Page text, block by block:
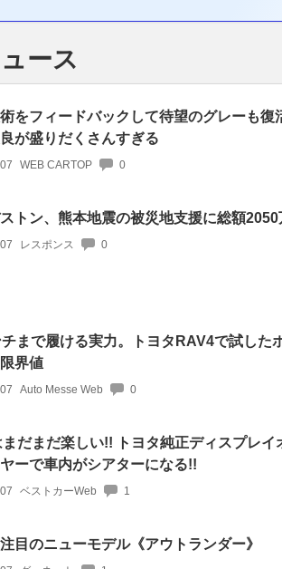
ース
術をフィードバックして待望のグレーも
が盛りだくさんすぎる
WEB CARTOP 0
トン、熊本地震の被災地支援に総額
レスポンス 0
まで履ける実力。トヨタRAV4で試した
界値
Auto Messe Web 0
まだまだ楽しい!! トヨタ純正ディスプレ
ーで車内がシアターになる!!
ベストカーWeb 1
目のニューモデル《アウトランダー》